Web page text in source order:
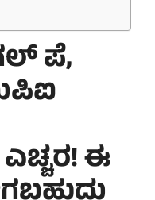
ಪೆ,
ಈ